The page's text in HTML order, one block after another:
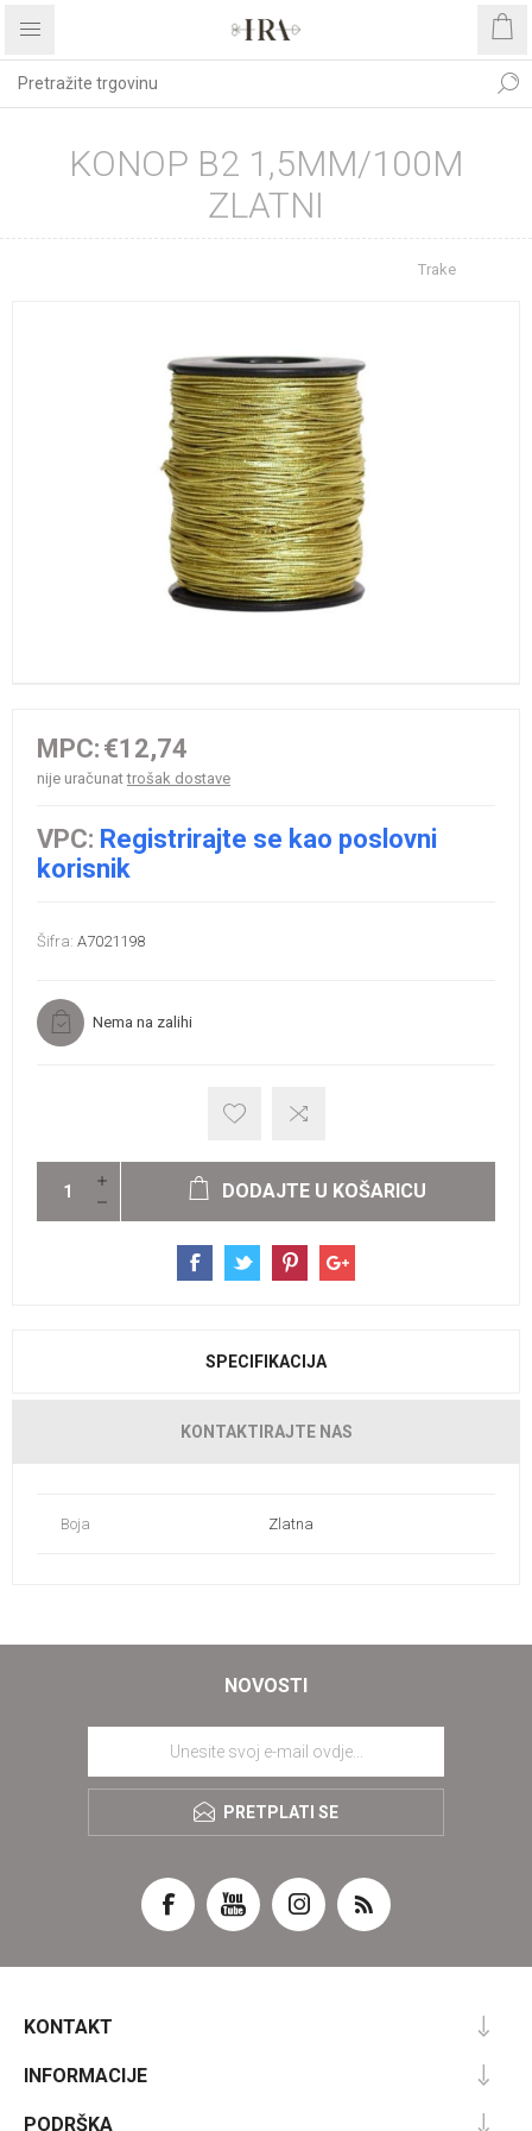
KONOP B2 1,5MM/100M
ZLATNI
Trake
MPC: €12,74
nije uračunattrošak dostave
VPC: Registrirajte se kao poslovni
korisnik
Šifra: A7021198
Nema na zalihi
DODAJTE U KOŠARICU
SPECIFIKACIJA
KONTAKTIRAJTE NAS
Boja Zlatna
NOVOSTI
PRETPLATI SE
KONTAKT
INFORMACIJE
PODRŠKA